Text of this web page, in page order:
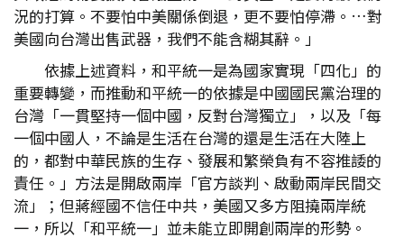
況的打算。不要怕中美關係倒退，更不要怕停滯。…對
美國向台灣出售武器，我們不能含糊其辭。」
依據上述資料，和平統一是為國家實現「四化」的
重要轉變，而推動和平統一的依據是中國國民黨治理的
台灣「一貫堅持一個中國，反對台灣獨立」，以及「每
一個中國人，不論是生活在台灣的還是生活在大陸上
的，都對中華民族的生存、發展和繁榮負有不容推諉的
責任。」方法是開啟兩岸「官方談判、啟動兩岸民間交
流」；但蔣經國不信任中共，美國又多方阻撓兩岸統
一，所以「和平統一」並未能立即開創兩岸的形勢。